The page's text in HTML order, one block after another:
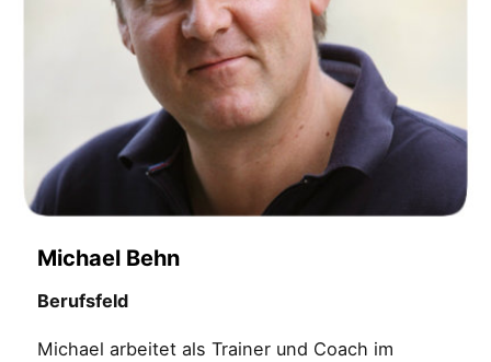
Michael Behn
Berufsfeld
Michael arbeitet als Trainer und Coach im